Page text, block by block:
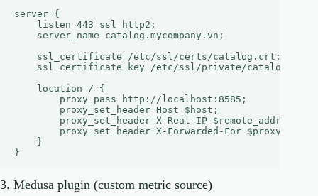
server {
    listen 443 ssl http2;
    server_name catalog.mycompany.vn;
    ssl_certificate /etc/ssl/certs/catalog.crt;
    ssl_certificate_key /etc/ssl/private/catalog.key;
    location / {
        proxy_pass http://localhost:8585;
        proxy_set_header Host $host;
        proxy_set_header X-Real-IP $remote_addr;
proxy_set_header X-Forwarded-For
    }
3. Medusa plugin (custom metric source)